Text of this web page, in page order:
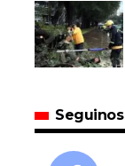
Seguinos